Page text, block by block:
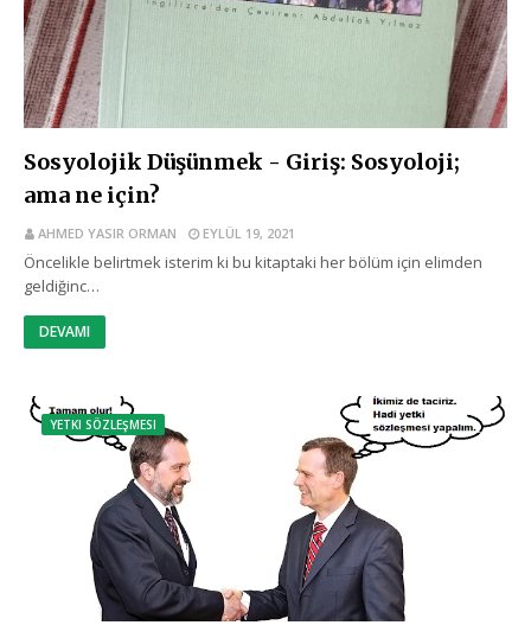
Sosyolojik Düşünmek - Giriş: Sosyoloji;
ama ne için?
AHMED YASIR ORMAN EYLÜL 19, 2021
Öncelikle belirtmek isterim ki bu kitaptaki her bölüm için elimden
geldiğinc…
DEVAMI
YETKI SÖZLEŞMESI